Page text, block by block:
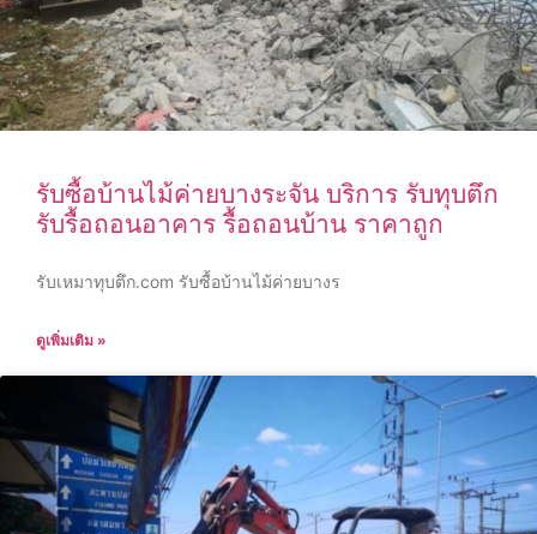
รับซื้อบ้านไม้ค่ายบางระจัน บริการ รับทุบตึก
รับรื้อถอนอาคาร รื้อถอนบ้าน ราคาถูก
รับเหมาทุบตึก.com รับซื้อบ้านไม้ค่ายบางร
ดูเพิ่มเติม »